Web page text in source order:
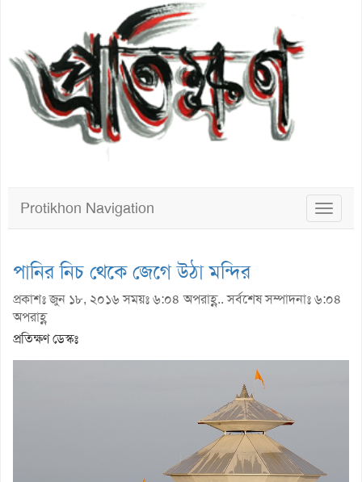
Toggle
Protikhon Navigation
পানির নিচ থেকে জেগে উঠা মন্দির
প্রকাশঃ জুন ১৮, ২০১৬ সময়ঃ ৬:০৪ অপরাহ্ণ.. সর্বশেষ সম্পাদনাঃ ৬:০৪
অপরাহ্ণ
প্রতিক্ষণ ডেস্কঃ